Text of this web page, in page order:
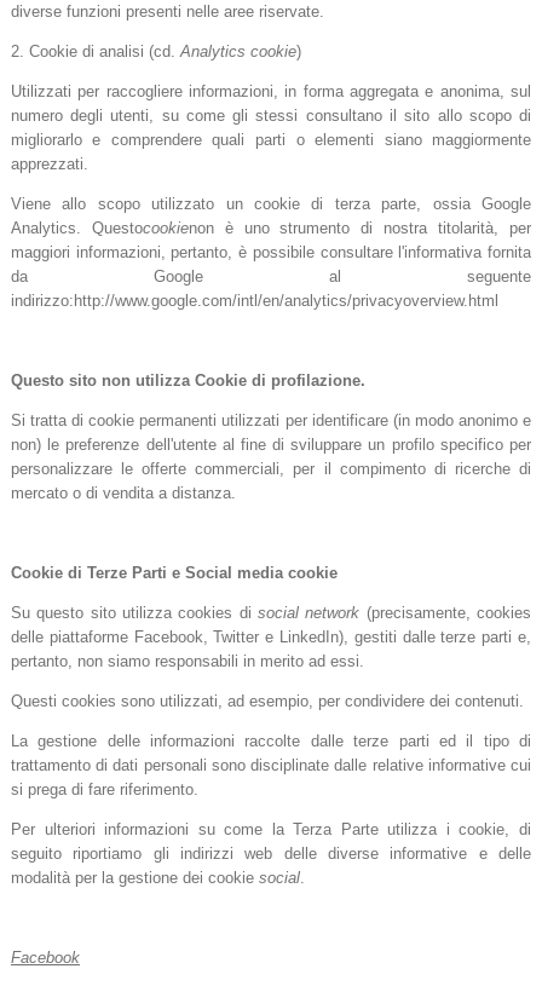
diverse funzioni presenti nelle aree riservate.
2. Cookie di analisi (cd. Analytics cookie)
Utilizzati per raccogliere informazioni, in forma aggregata e anonima, sul
numero degli utenti, su come gli stessi consultano il sito allo scopo di
migliorarlo e comprendere quali parti o elementi siano maggiormente
apprezzati.
Viene allo scopo utilizzato un cookie di terza parte, ossia Google
Analytics. Questocookienon è uno strumento di nostra titolarità, per
maggiori informazioni, pertanto, è possibile consultare l'informativa fornita
da Google al seguente
indirizzo:http://www.google.com/intl/en/analytics/privacyoverview.html
Questo sito non utilizza Cookie di profilazione.
Si tratta di cookie permanenti utilizzati per identificare (in modo anonimo e
non) le preferenze dell'utente al fine di sviluppare un profilo specifico per
personalizzare le offerte commerciali, per il compimento di ricerche di
mercato o di vendita a distanza.
Cookie di Terze Parti e Social media cookie
Su questo sito utilizza cookies disocial network (precisamente, cookies
delle piattaforme Facebook, Twitter e LinkedIn), gestiti dalle terze parti e,
pertanto, non siamo responsabili in merito ad essi.
Questi cookies sono utilizzati, ad esempio, per condividere dei contenuti.
La gestione delle informazioni raccolte dalle terze parti ed il tipo di
trattamento di dati personali sono disciplinate dalle relative informative cui
si prega di fare riferimento.
Per ulteriori informazioni su come la Terza Parte utilizza i cookie, di
seguito riportiamo gli indirizzi web delle diverse informative e delle
modalità per la gestione dei cookie social.
Facebook